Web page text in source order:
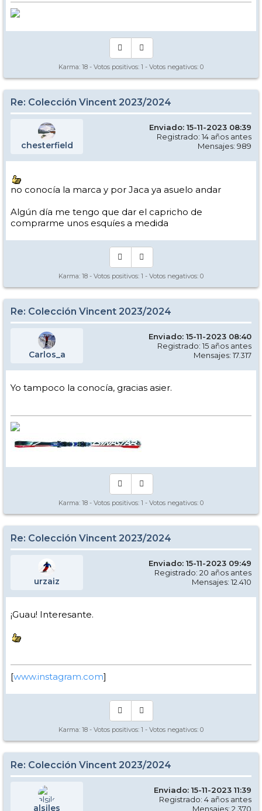
Karma: 18 - Votos positivos: 1 - Votos negativos: 0
Re: Colección Vincent 2023/2024
chesterfield
Enviado: 15-11-2023 08:39
Registrado: 14 años antes
Mensajes: 989
no conocía la marca y por Jaca ya asuelo andar
Algún día me tengo que dar el capricho de
comprarme unos esquíes a medida
Karma: 18 - Votos positivos: 1 - Votos negativos: 0
Re: Colección Vincent 2023/2024
Carlos_a
Enviado: 15-11-2023 08:40
Registrado: 15 años antes
Mensajes: 17.317
Yo tampoco la conocía, gracias asier.
Karma: 18 - Votos positivos: 1 - Votos negativos: 0
Re: Colección Vincent 2023/2024
urzaiz
Enviado: 15-11-2023 09:49
Registrado: 20 años antes
Mensajes: 12.410
¡Guau! Interesante.
[www.instagram.com]
Karma: 18 - Votos positivos: 1 - Votos negativos: 0
Re: Colección Vincent 2023/2024
alsiles
Enviado: 15-11-2023 11:39
Registrado: 4 años antes
Mensajes: 2.370